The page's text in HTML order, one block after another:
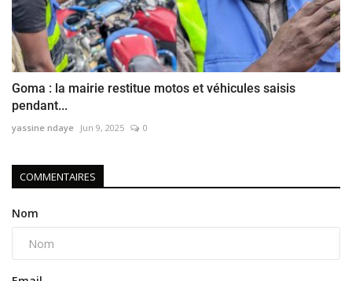
Goma : la mairie restitue motos et véhicules saisis
pendant...
yassine ndaye Jun 9, 2025 0
COMMENTAIRES
Nom